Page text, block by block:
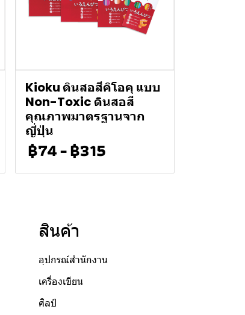
Kioku ดินสอสีคิโอคุ แบบ
Non-Toxic ดินสอสี
คุณภาพมาตรฐานจาก
ญี่ปุ่น
฿74-฿315
สินค้า
อุปกรณ์สำนักงาน
เครื่องเขียน
ศิลป์